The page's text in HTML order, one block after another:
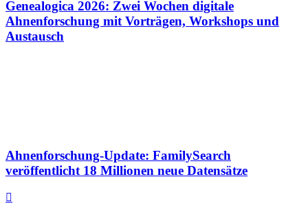
Genealogica 2026: Zwei Wochen digitale
Ahnenforschung mit Vorträgen, Workshops und
Austausch
Ahnenforschung-Update: FamilySearch
veröffentlicht 18 Millionen neue Datensätze